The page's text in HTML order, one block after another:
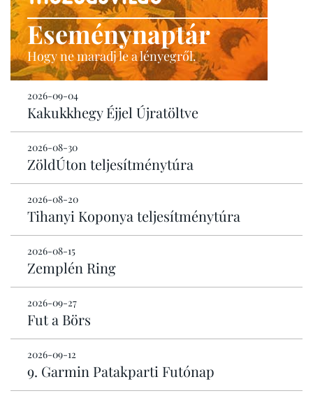
Eseménynaptár
Hogy ne maradj le a lényegről.
2026-09-04
Kakukkhegy Éjjel Újratöltve
2026-08-30
ZöldÚton teljesítménytúra
2026-08-20
Tihanyi Koponya teljesítménytúra
2026-08-15
Zemplén Ring
2026-09-27
Fut a Börs
2026-09-12
9. Garmin Patakparti Futónap